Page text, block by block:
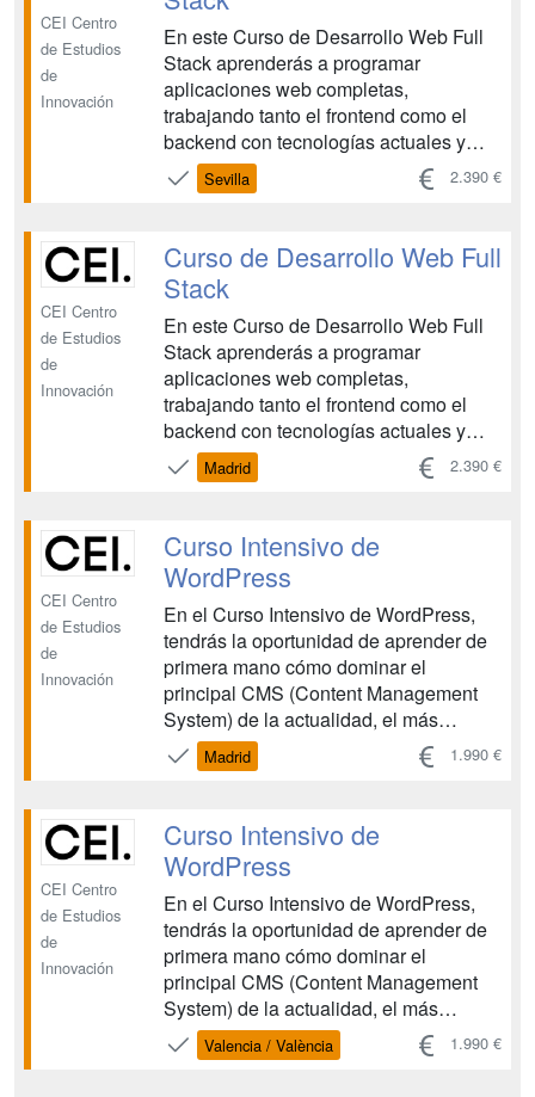
Dev...
CEI Centro
de Estudios
de
Innovación
En este Curso de Desarrollo Web Full
Stack aprenderás a programar
aplicaciones web completas,
trabajando tanto el frontend como el
backend con tecnologías actuales y
entornos reales de desarrollo. La
formación está pensada para quienes
HTML5, CSS3 y JavaScript y quieren
evolucionar hacia un perfil de Full Stack
Dev...
Sevilla 2.390 €
CEI Centro
de Estudios
de
Innovación
Curso de Desarrollo Web Full
Stack
En este Curso de Desarrollo Web Full
Stack aprenderás a programar
aplicaciones web completas,
trabajando tanto el frontend como el
backend con tecnologías actuales y
entornos reales de desarrollo. La
formación está pensada para quienes
HTML5, CSS3 y JavaScript y quieren
evolucionar hacia un perfil de Full Stack
Dev...
Madrid 2.390 €
CEI Centro
de Estudios
de
Innovación
Curso Intensivo de
WordPress
En el Curso Intensivo de WordPress,
tendrás la oportunidad de aprender de
primera mano cómo dominar el
principal CMS (Content Management
System) de la actualidad, el más
demandado en el mercado. No solo
aprenderás a diseñar cualquier tipo de
obtendrás conocimientos sobre cómo
instalar y configurar WordPress en un
servid...
Madrid 1.990 €
CEI Centro
de Estudios
de
Innovación
Curso Intensivo de
WordPress
En el Curso Intensivo de WordPress,
tendrás la oportunidad de aprender de
primera mano cómo dominar el
principal CMS (Content Management
System) de la actualidad, el más
demandado en el mercado. No solo
aprenderás a diseñar cualquier tipo de
Valencia / València 1.990 €